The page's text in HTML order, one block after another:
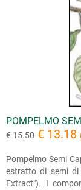
POMPELMO
€ 15.50 € 13.18
Pompelmo Semi
estratto di semi di
Extract"). I